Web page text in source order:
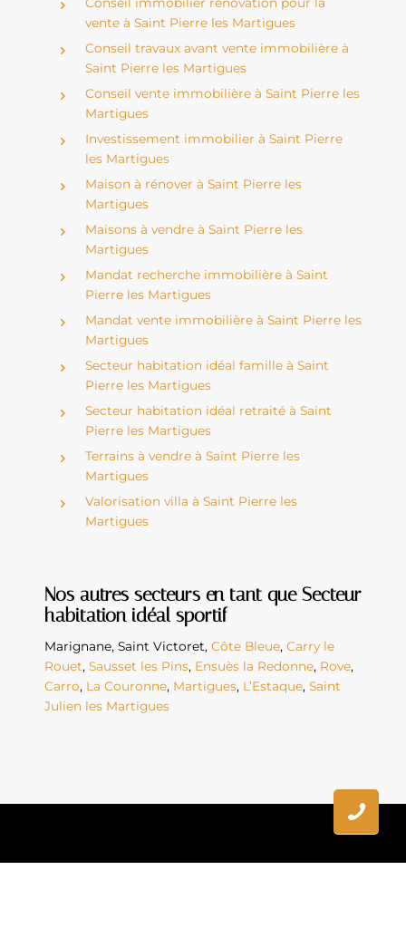
Conseil immobilier rénovation pour la
vente à Saint Pierre les Martigues
Conseil travaux avant vente immobilière à
Saint Pierre les Martigues
Conseil vente immobilière à Saint Pierre les
Martigues
Investissement immobilier à Saint Pierre
les Martigues
Maison à rénover à Saint Pierre les
Martigues
Maisons à vendre à Saint Pierre les
Martigues
Mandat recherche immobilière à Saint
Pierre les Martigues
Mandat vente immobilière à Saint Pierre les
Martigues
Secteur habitation idéal famille à Saint
Pierre les Martigues
Secteur habitation idéal retraité à Saint
Pierre les Martigues
Terrains à vendre à Saint Pierre les
Martigues
Valorisation villa à Saint Pierre les
Martigues
Nos autres secteurs en tant que Secteur
habitation idéal sportif
Marignane, Saint Victoret, Côte Bleue, Carry le
Rouet, Sausset les Pins, Ensuès la Redonne, Rove,
Carro, La Couronne, Martigues, L’Estaque, Saint
Julien les Martigues